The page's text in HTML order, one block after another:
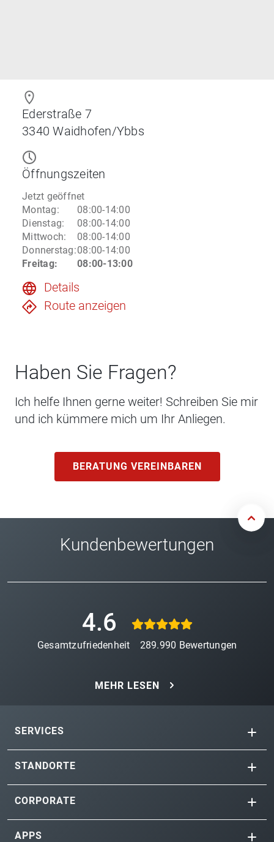
Ederstraße 7
3340 Waidhofen/Ybbs
Öffnungszeiten
Jetzt geöffnet
Montag:
08:00-14:00
Dienstag:
08:00-14:00
Mittwoch:
08:00-14:00
Donnerstag:08:00-14:00
Freitag: 08:00-13:00
Details
Route anzeigen
Haben Sie Fragen?
Ich helfe Ihnen gerne weiter! Schreiben Sie mir
und ich kümmere mich um Ihr Anliegen.
BERATUNG VEREINBAREN
Kundenbewertungen
4.6
Gesamtzufriedenheit 289.990 Bewertungen
MEHR LESEN
SERVICES
STANDORTE
CORPORATE
APPS